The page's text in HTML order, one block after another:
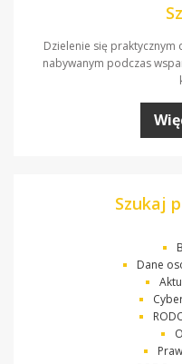
Dzielenie się praktycznym
nabywanym podczas
Szukaj
Dane